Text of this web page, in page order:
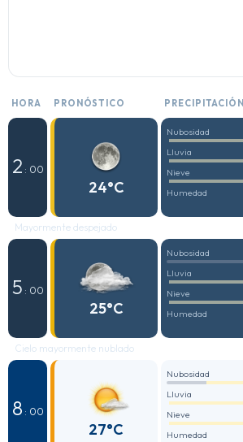
HORA PRONÓSTICO PRECIPITACIÓN
2 : 00
24°C
Nubosidad
Lluvia
Nieve
Humedad
Mayormente despejado
5 : 00
25°C
Nubosidad
Lluvia
Nieve
Humedad
Cielo mayormente nublado
8 : 00
27°C
Nubosidad
Lluvia
Nieve
Humedad